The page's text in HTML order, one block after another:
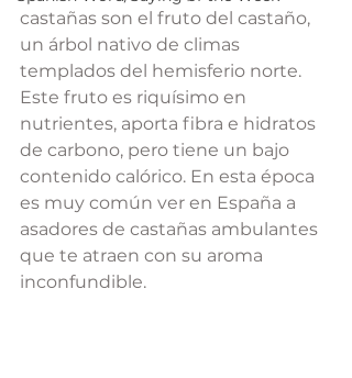
castañas son el fruto del castaño,
un árbol nativo de climas
templados del hemisferio norte.
Este fruto es riquísimo en
nutrientes, aporta fibra e hidratos
de carbono, pero tiene un bajo
contenido calórico. En esta época
es muy común ver en España a
asadores de castañas ambulantes
que te atraen con su aroma
inconfundible.